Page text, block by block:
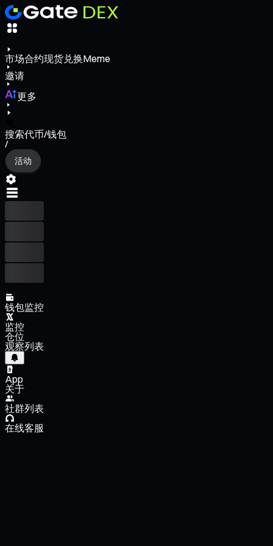
市场合约现货兑换Meme
邀请
更多
搜索代币/钱包
/
活动
钱包监控
监控
仓位
观察列表
App
关于
社群列表
在线客服